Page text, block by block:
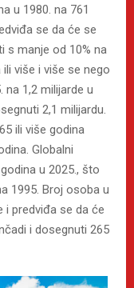
u 1980. na 761
se da će se
s manje od 10% na
više i više se nego
1,2 milijarde u
2,1 milijardu.
ili više godina
Globalni
u 2025., što
1995. Broj osoba u
i predviđa se da će
i dosegnuti 265